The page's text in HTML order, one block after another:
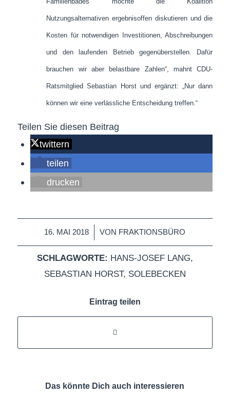
Nutzungsalternativen ergebnisoffen diskutieren und die
Kosten für notwendigen Investitionen, Abschreibungen
und den laufenden Betrieb gegenüberstellen. Dafür
brauchen wir aber belastbare Zahlen“, mahnt CDU-
Ratsmitglied Sebastian Horst und ergänzt: „Nur dann
können wir eine verlässliche Entscheidung treffen.“
Teilen Sie diesen Beitrag
twittern
teilen
drucken
16. MAI 2018
/ VON FRAKTIONSBÜRO
SCHLAGWORTE: HANS-JOSEF LANG,
SEBASTIAN HORST, SOLEBECKEN
Eintrag teilen
Das könnte Dich auch interessieren